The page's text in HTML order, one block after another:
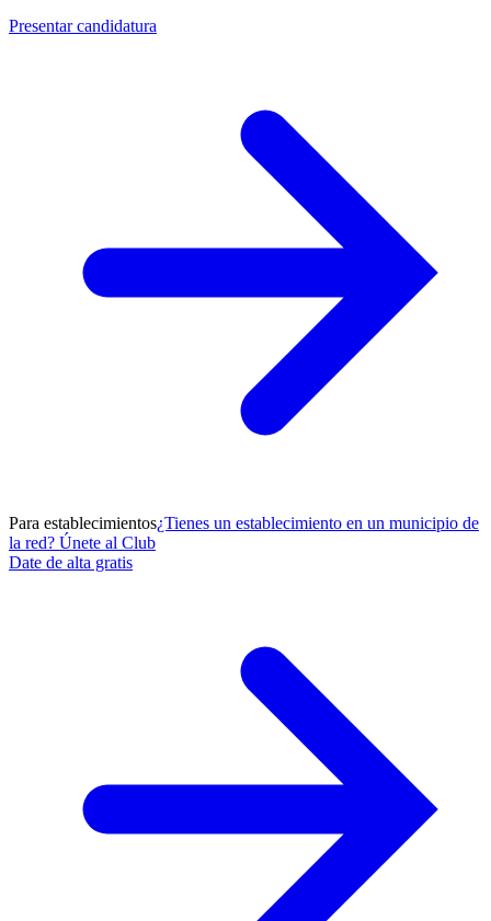
Presentar candidatura
Para establecimientos¿Tienes un establecimiento en un municipio de
la red? Únete al Club
Date de alta gratis